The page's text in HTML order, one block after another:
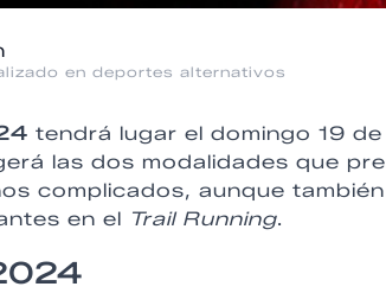
en deportes alternativos
tendrá lugar el domingo 19
las dos modalidades que
complicados, aunque
en el Trail Running.